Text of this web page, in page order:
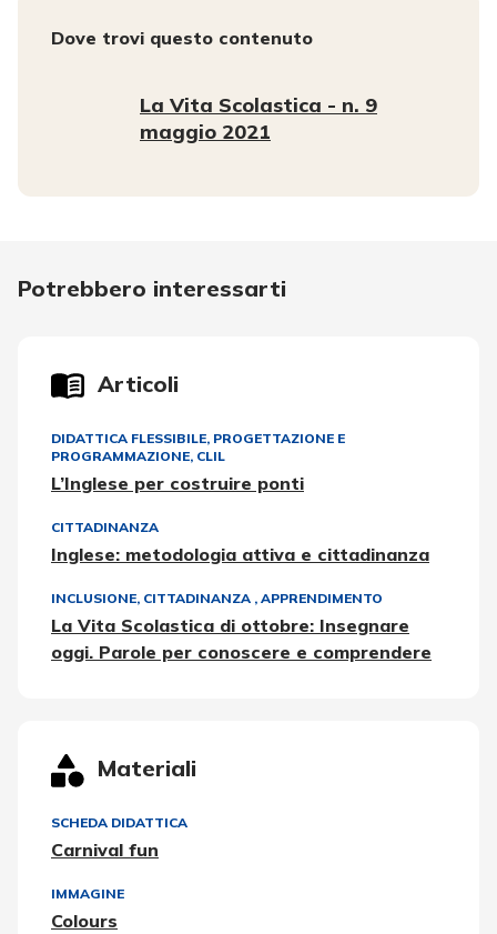
Dove trovi questo contenuto
La Vita Scolastica - n. 9
maggio 2021
Potrebbero interessarti
Articoli
DIDATTICA FLESSIBILE, PROGETTAZIONE E
PROGRAMMAZIONE, CLIL
L’Inglese per costruire ponti
CITTADINANZA
Inglese: metodologia attiva e cittadinanza
INCLUSIONE, CITTADINANZA , APPRENDIMENTO
La Vita Scolastica di ottobre: Insegnare
oggi. Parole per conoscere e comprendere
Materiali
SCHEDA DIDATTICA
Carnival fun
IMMAGINE
Colours